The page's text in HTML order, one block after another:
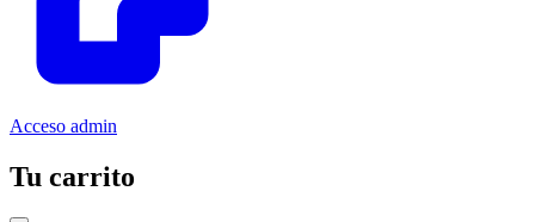
Acceso admin
Tu carrito